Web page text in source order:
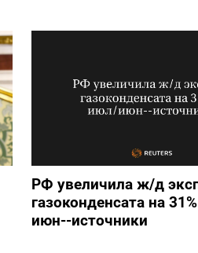
РФ увеличила ж/д
газоконденсата на
июн--источники